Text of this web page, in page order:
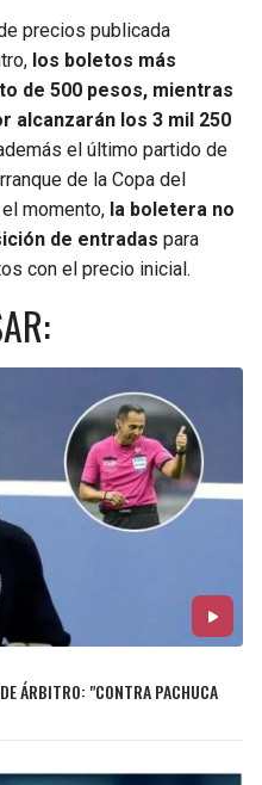
precios publicada
los boletos más
de 500 pesos, mientras
alcanzarán los 3 mil 250
el último partido de
de la Copa del
momento, la boletera no
de entradas para
con el precio inicial.
ÁRBITRO: "CONTRA PACHUCA